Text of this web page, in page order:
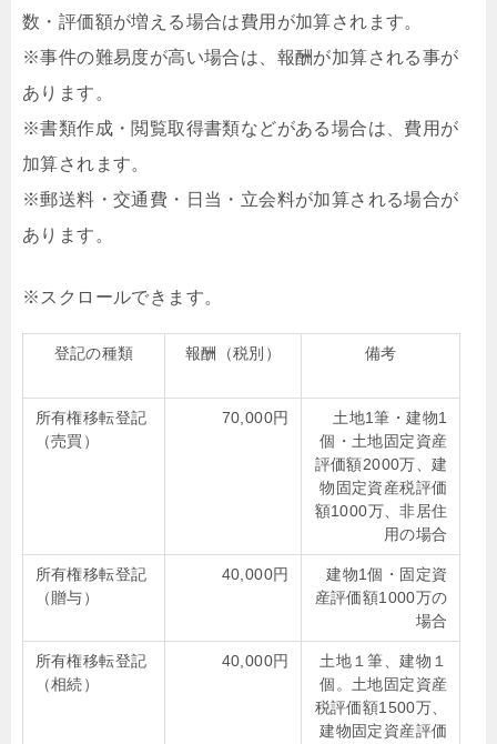
数・評価額が増える場合は費用が加算されます。
※事件の難易度が高い場合は、報酬が加算される事が
あります。
※書類作成・閲覧取得書類などがある場合は、費用が
加算されます。
※郵送料・交通費・日当・立会料が加算される場合が
あります。
登記の種類 報酬（税別） 備考
所有権移転登記
（売買）
70,000円
土地1筆・建物1
個・土地固定資産
評価額2000万、建
物固定資産税評価
額1000万、非居住
用の場合
所有権移転登記
（贈与）
40,000円
建物1個・固定資
産評価額1000万の
場合
所有権移転登記
（相続）
40,000円
土地１筆、建物１
個。土地固定資産
税評価額1500万、
建物固定資産評価